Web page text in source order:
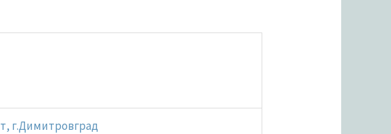
г.Димитровград